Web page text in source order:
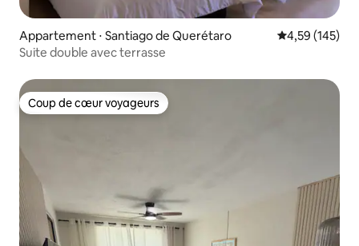
Appartement ⋅ Santiago de Querétaro Évaluation
4,59 (145)
Suite double avec terrasse
Coup de cœur voyageurs
Coup de cœur voyageurs